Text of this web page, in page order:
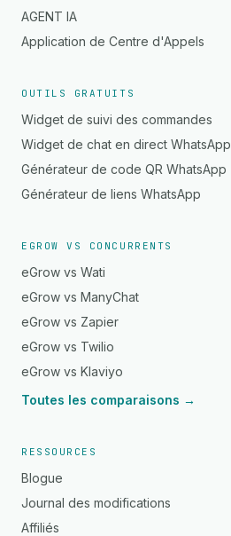
AGENT IA
Application de Centre d'Appels
OUTILS GRATUITS
Widget de suivi des commandes
Widget de chat en direct WhatsApp
Générateur de code QR WhatsApp
Générateur de liens WhatsApp
EGROW VS CONCURRENTS
eGrow vs Wati
eGrow vs ManyChat
eGrow vs Zapier
eGrow vs Twilio
eGrow vs Klaviyo
Toutes les comparaisons →
RESSOURCES
Blogue
Journal des modifications
Affiliés